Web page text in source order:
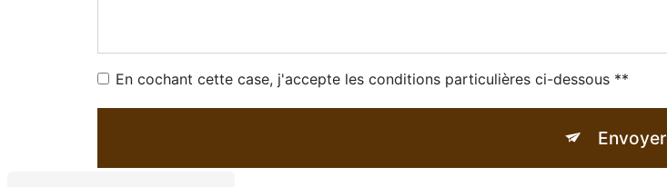
En cochant cette case, j'accepte les conditions particulières ci-dessous **
Envoyer